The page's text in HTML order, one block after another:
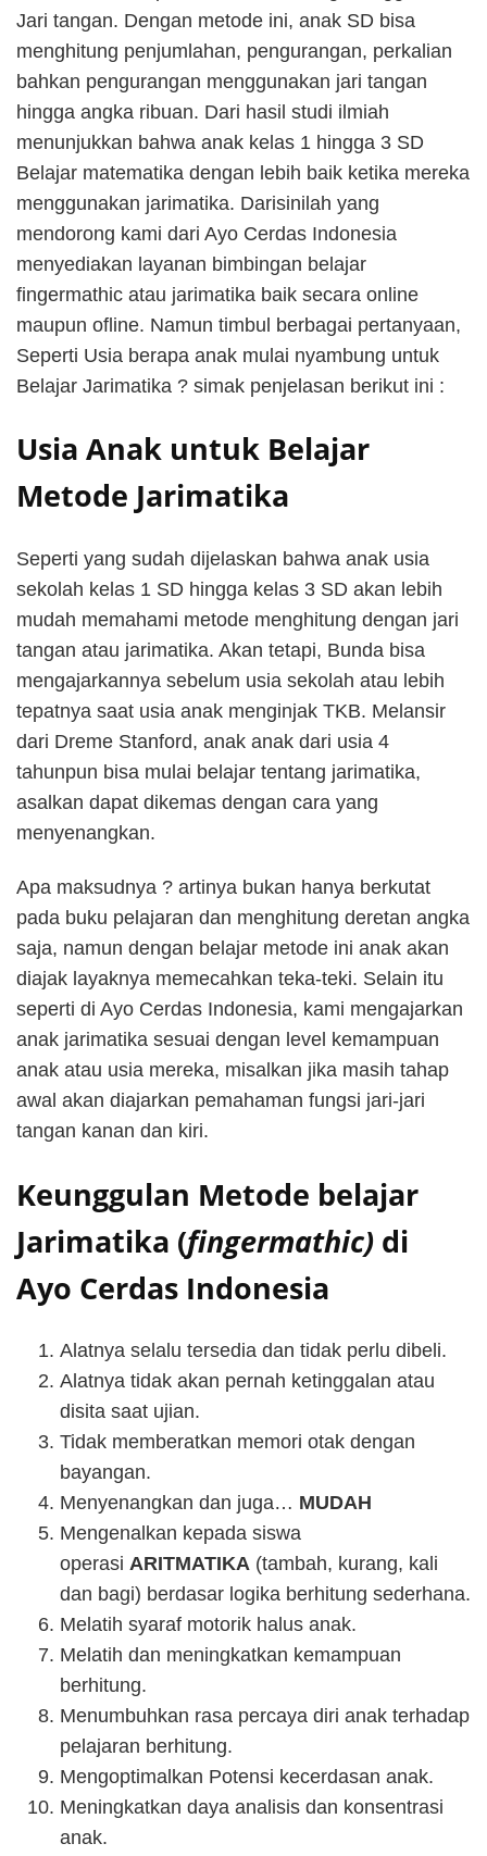
Jari tangan. Dengan metode ini, anak SD bisa
menghitung penjumlahan, pengurangan, perkalian
bahkan pengurangan menggunakan jari tangan
hingga angka ribuan. Dari hasil studi ilmiah
menunjukkan bahwa anak kelas 1 hingga 3 SD
Belajar matematika dengan lebih baik ketika mereka
menggunakan jarimatika. Darisinilah yang
mendorong kami dari Ayo Cerdas Indonesia
menyediakan layanan bimbingan belajar
fingermathic atau jarimatika baik secara online
maupun ofline. Namun timbul berbagai pertanyaan,
Seperti Usia berapa anak mulai nyambung untuk
Belajar Jarimatika ? simak penjelasan berikut ini :
Usia Anak untuk Belajar
Metode Jarimatika
Seperti yang sudah dijelaskan bahwa anak usia
sekolah kelas 1 SD hingga kelas 3 SD akan lebih
mudah memahami metode menghitung dengan jari
tangan atau jarimatika. Akan tetapi, Bunda bisa
mengajarkannya sebelum usia sekolah atau lebih
tepatnya saat usia anak menginjak TKB. Melansir
dari Dreme Stanford, anak anak dari usia 4
tahunpun bisa mulai belajar tentang jarimatika,
asalkan dapat dikemas dengan cara yang
menyenangkan.
Apa maksudnya ? artinya bukan hanya berkutat
pada buku pelajaran dan menghitung deretan angka
saja, namun dengan belajar metode ini anak akan
diajak layaknya memecahkan teka-teki. Selain itu
seperti di Ayo Cerdas Indonesia, kami mengajarkan
anak jarimatika sesuai dengan level kemampuan
anak atau usia mereka, misalkan jika masih tahap
awal akan diajarkan pemahaman fungsi jari-jari
tangan kanan dan kiri.
Keunggulan Metode belajar
Jarimatika (fingermathic) di
Ayo Cerdas Indonesia
Alatnya selalu tersedia dan tidak perlu dibeli.
Alatnya tidak akan pernah ketinggalan atau
disita saat ujian.
Tidak memberatkan memori otak dengan
bayangan.
Menyenangkan dan juga… MUDAH
Mengenalkan kepada siswa
operasi ARITMATIKA (tambah, kurang, kali
dan bagi) berdasar logika berhitung sederhana.
Melatih syaraf motorik halus anak.
Melatih dan meningkatkan kemampuan
berhitung.
Menumbuhkan rasa percaya diri anak terhadap
pelajaran berhitung.
Mengoptimalkan Potensi kecerdasan anak.
Meningkatkan daya analisis dan konsentrasi
anak.